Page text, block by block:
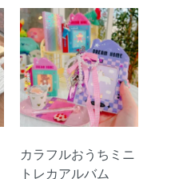
カラフルおうちミニ
トレカアルバム